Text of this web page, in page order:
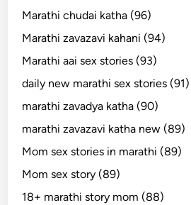
Marathi chudai katha (96)
Marathi zavazavi kahani (94)
Marathi aai sex stories (93)
daily new marathi sex stories (91)
marathi zavadya katha (90)
marathi zavazavi katha new (89)
Mom sex stories in marathi (89)
Mom sex story (89)
18+ marathi story mom (88)